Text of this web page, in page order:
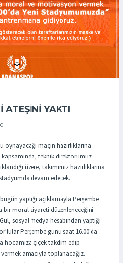
ATEŞİNİ YAKTI
0
maçın hazırlıklarına
kapsamında, teknik direktörümüz
üzere, takımımız hazırlıklarına
devam edecek.
yaptığı açıklamayla Perşembe
bir moral ziyareti düzenleneceğini
sosyal medya hesabından yaptığı
Perşembe günü saat 16.00'da
hocamıza çiçek takdim edip
amacıyla toplanacağız.